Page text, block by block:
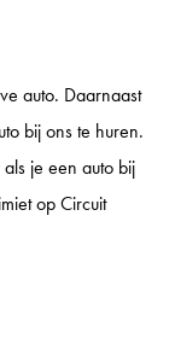
auto. Daarnaast
bij ons te huren.
je een auto bij
op Circuit